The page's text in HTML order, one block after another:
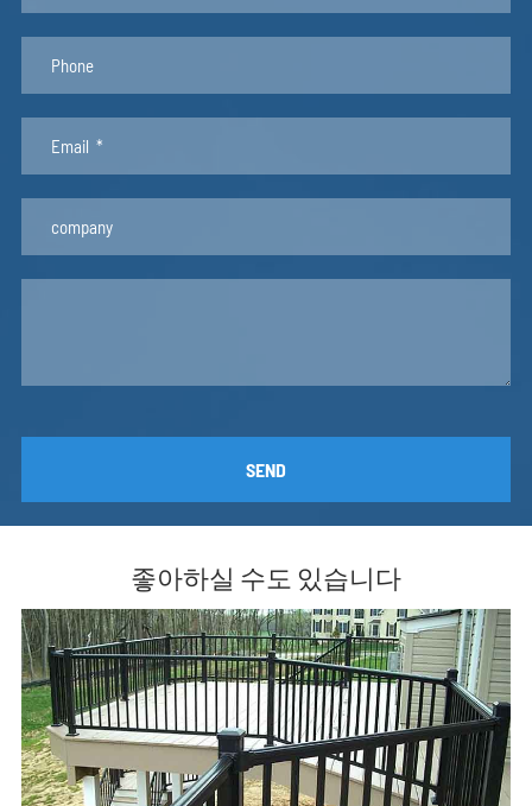
SEND
좋아하실 수도 있습니다